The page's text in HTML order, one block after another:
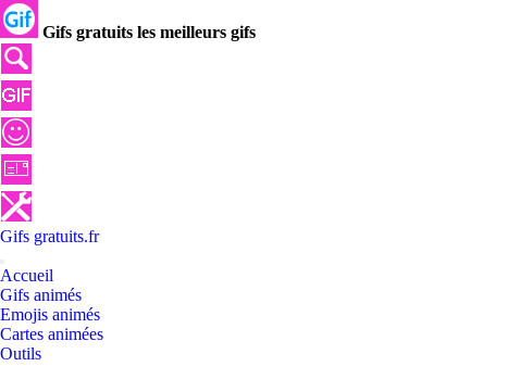
Gifs gratuits les meilleurs gifs
Gifs gratuits.fr
Accueil
Gifs animés
Emojis animés
Cartes animées
Outils